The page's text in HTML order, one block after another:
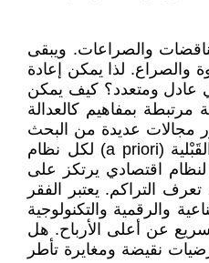
والصراعات. ويبقى
لذا يمكن إعادة
عادل ومتعدد؟ كيف يمكن
بمفاهيم كالعدالة
مجالات عديدة من البحث
والمعرفة في الاقتصاد والاجتماع والفلسفة. وهذا يتضح من خلال تعدد التعريفات والمفاهيم المرتبطة بالسياسات الاجتماعية والاقتصادية. فالفرضيات القَبْلية (a priori) لكل نظام
لنظام اقتصادي يرتكز على
تعرف التراكم. يعتبر الفقر
والرقمية والتكنولوجية
عن أعلى الأرباح. هل
نقيضة ومغايرة تأطر